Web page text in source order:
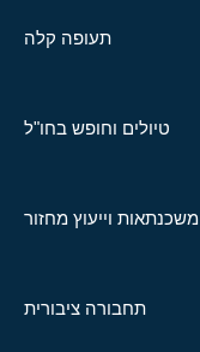
תעופה קלה
טיולים וחופש בחו"ל
משכנתאות וייעוץ מחזור
תחבורה ציבורית